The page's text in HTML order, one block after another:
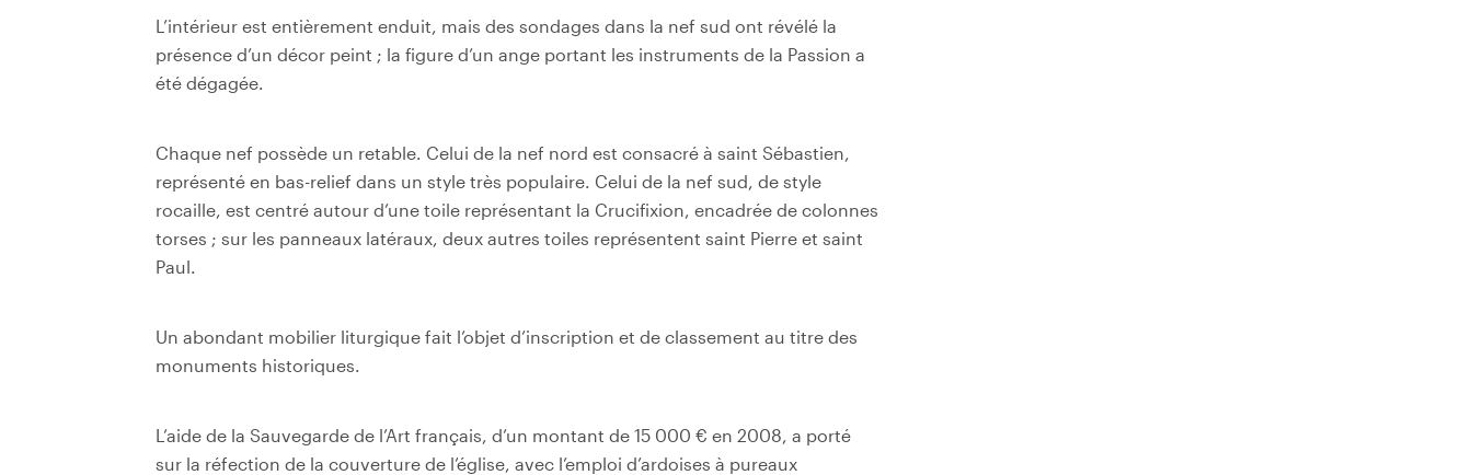
L’intérieur est entièrement enduit, mais des sondages dans la nef sud ont révélé la
présence d’un décor peint ; la figure d’un ange portant les instruments de la Passion a
été dégagée.
Chaque nef possède un retable. Celui de la nef nord est consacré à saint Sébastien,
représenté en bas-relief dans un style très populaire. Celui de la nef sud, de style
rocaille, est centré autour d’une toile représentant la Crucifixion, encadrée de colonnes
torses ; sur les panneaux latéraux, deux autres toiles représentent saint Pierre et saint
Paul.
Un abondant mobilier liturgique fait l’objet d’inscription et de classement au titre des
monuments historiques.
L’aide de la Sauvegarde de l’Art français, d’un montant de 15 000 € en 2008, a porté
sur la réfection de la couverture de l’église, avec l’emploi d’ardoises à pureaux